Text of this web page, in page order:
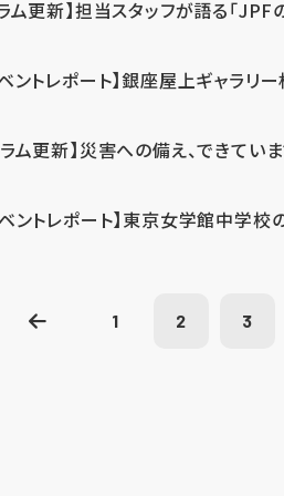
ム更新】担当スタッフが語る「
ントレポート】銀座屋上ギャラ
ラム更新】災害への備え、できてい
ベントレポート】東京女学館中学
1 2 3